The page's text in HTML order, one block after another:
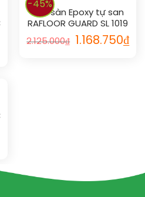
-45%
Sơn sàn Epoxy tự san
RAFLOOR GUARD SL 1019
2.125.000₫ 1.168.750₫